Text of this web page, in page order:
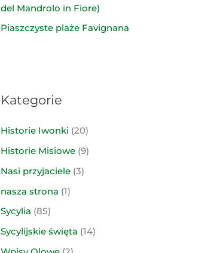
del Mandrolo in Fiore)
Piaszczyste plaże Favignana
Kategorie
Historie Iwonki (20)
Historie Misiowe (9)
Nasi przyjaciele (3)
nasza strona (1)
Sycylia (85)
Sycylijskie święta (14)